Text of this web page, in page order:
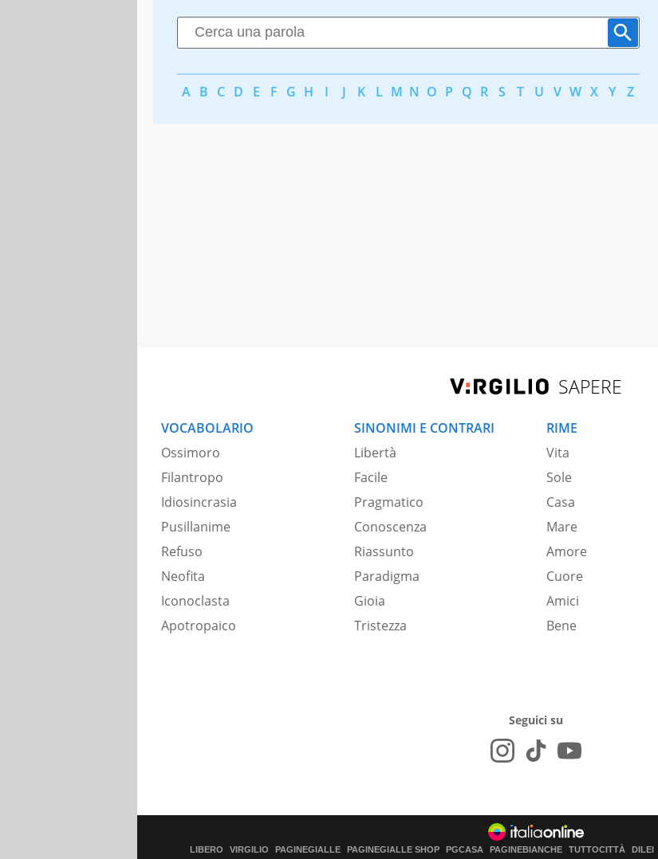
A B C D E F G H I J K L M N O P Q R S T U V W X Y Z
SAPERE
VOCABOLARIO
Ossimoro
Filantropo
Idiosincrasia
Pusillanime
Refuso
Neofita
Iconoclasta
Apotropaico
SINONIMI E CONTRARI
Libertà
Facile
Pragmatico
Conoscenza
Riassunto
Paradigma
Gioia
Tristezza
RIME
Vita
Sole
Casa
Mare
Amore
Cuore
Amici
Bene
Seguici su
LIBERO VIRGILIO PAGINEGIALLE PAGINEGIALLE SHOP PGCASA PAGINEBIANCHE TUTTOCITTÀ DILEI